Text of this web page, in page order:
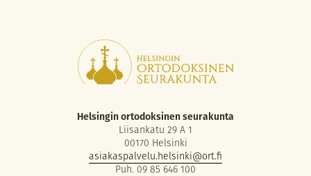
Helsingin ortodoksinen seurakunta
Liisankatu 29 A 1
00170 Helsinki
asiakaspalvelu.helsinki@ort.fi
Puh. 09 85 646 100